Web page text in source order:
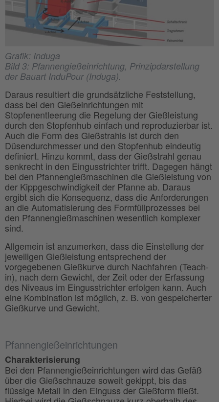
Grafik: Induga
Bild 3: Pfannengießeinrichtung, Prinzipdarstellung
der Bauart InduPour (Induga).
Daraus resultiert die grundsätzliche Feststellung,
dass bei den Gießeinrichtungen mit
Stopfenentleerung die Regelung der Gießleistung
durch den Stopfenhub einfach und reproduzierbar ist.
Auch die Form des Gießstrahls ist durch den
Düsendurchmesser und den Stopfenhub eindeutig
definiert. Hinzu kommt, dass der Gießstrahl genau
senkrecht in den Eingusstrichter trifft. Dagegen hängt
bei den Pfannengießmaschinen die Gießleistung von
der Kippgeschwindigkeit der Pfanne ab. Daraus
ergibt sich die Konsequenz, dass die Anforderungen
an die Automatisierung des Formfüllprozesses bei
den Pfannengießmaschinen wesentlich komplexer
sind.
Allgemein ist anzumerken, dass die Einstellung der
jeweiligen Gießleistung entsprechend der
vorgegebenen Gießkurve durch Nachfahren (Teach-
in), nach dem Gewicht, der Zeit oder der Erfassung
des Niveaus im Eingusstrichter erfolgen kann. Auch
eine Kombination ist möglich, z. B. von gespeicherter
Gießkurve und Gewicht.
Pfannengießeinrichtungen
Charakterisierung
Bei den Pfannengießeinrichtungen wird das Gefäß
über die Gießschnauze soweit gekippt, bis das
flüssige Metall in den Einguss der Gießform fließt.